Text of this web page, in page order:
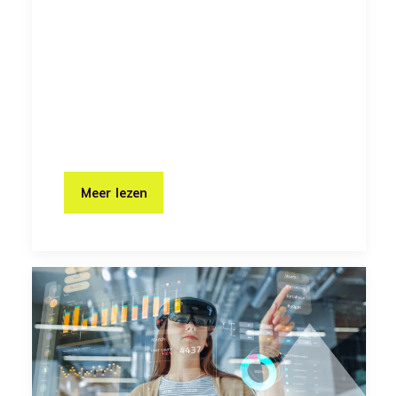
Meer lezen